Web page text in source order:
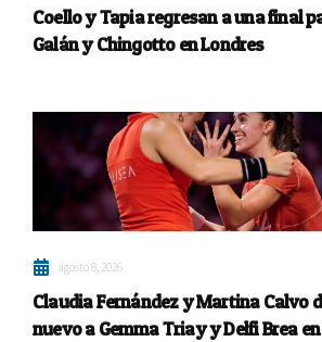
Coello y Tapia regresan a una final
Galán y Chingotto en Londres
agosto 8, 2026
Claudia Fernández y Martina Calvo
nuevo a Gemma Triay y Delfi Brea